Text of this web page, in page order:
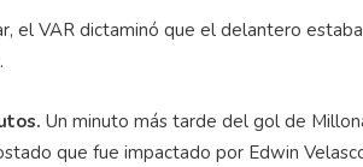
el VAR dictaminó que el delantero
Un minuto más tarde del gol de
que fue impactado por Edwin